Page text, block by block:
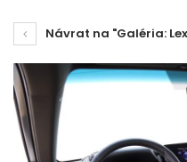
Návrat na "Galéria: